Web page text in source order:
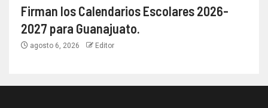
Firman los Calendarios Escolares 2026-
2027 para Guanajuato.
agosto 6, 2026 Editor